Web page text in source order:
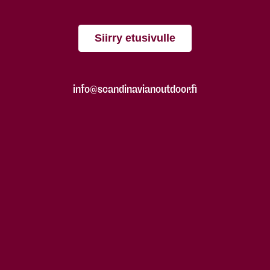
Siirry etusivulle
info@scandinavianoutdoor.fi